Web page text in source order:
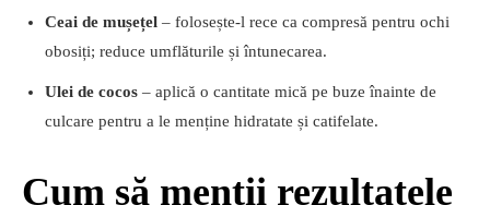
Ceai de mușețel – folosește-l rece ca compresă pentru ochi
obosiți; reduce umflăturile și întunecarea.
Ulei de cocos – aplică o cantitate mică pe buze înainte de
culcare pentru a le menține hidratate și catifelate.
Cum să menții rezultatele